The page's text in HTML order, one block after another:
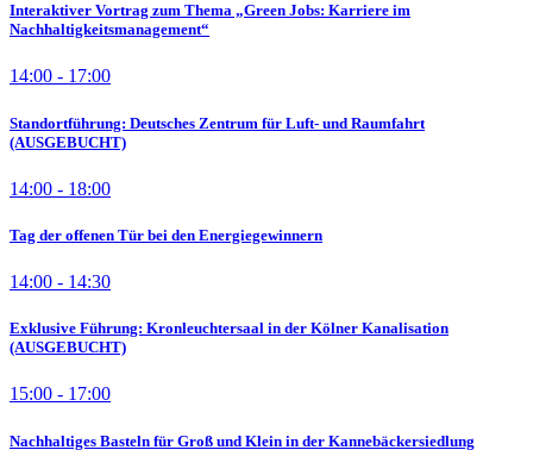
Interaktiver Vortrag zum Thema „Green Jobs: Karriere im
Nachhaltigkeitsmanagement“
14:00 - 17:00
Standortführung: Deutsches Zentrum für Luft- und Raumfahrt
(AUSGEBUCHT)
14:00 - 18:00
Tag der offenen Tür bei den Energiegewinnern
14:00 - 14:30
Exklusive Führung: Kronleuchtersaal in der Kölner Kanalisation
(AUSGEBUCHT)
15:00 - 17:00
Nachhaltiges Basteln für Groß und Klein in der Kannebäckersiedlung